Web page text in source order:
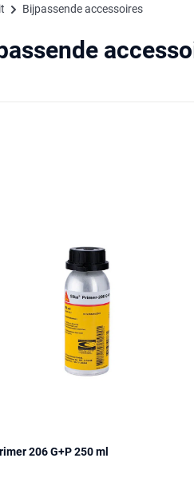
Bijpassende accessoires
206 G+P 250 ml